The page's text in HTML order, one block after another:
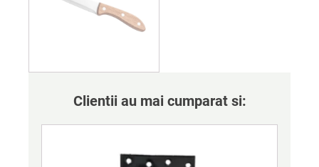
Clientii au mai cumparat si: